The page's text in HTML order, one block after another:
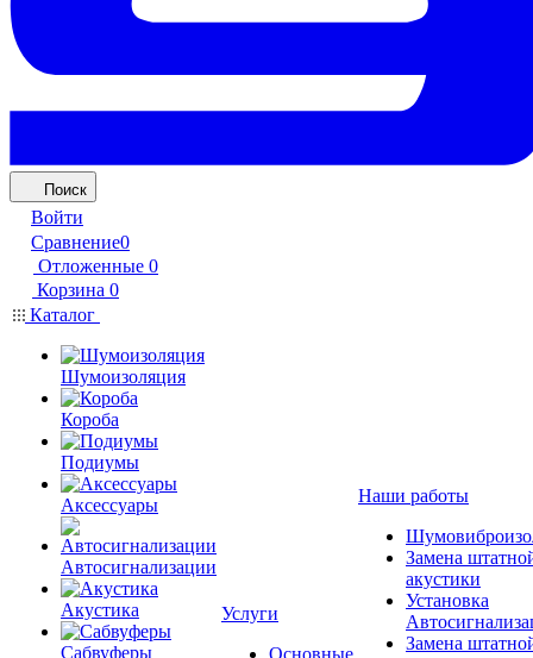
Поиск
Войти
Сравнение0
Отложенные 0
Корзина 0
Каталог
Шумоизоляция
Короба
Подиумы
Аксессуары
Автосигнализации
Акустика
Сабвуферы
Услуги
Наши работы
Замена
акустики
Установка
Замена